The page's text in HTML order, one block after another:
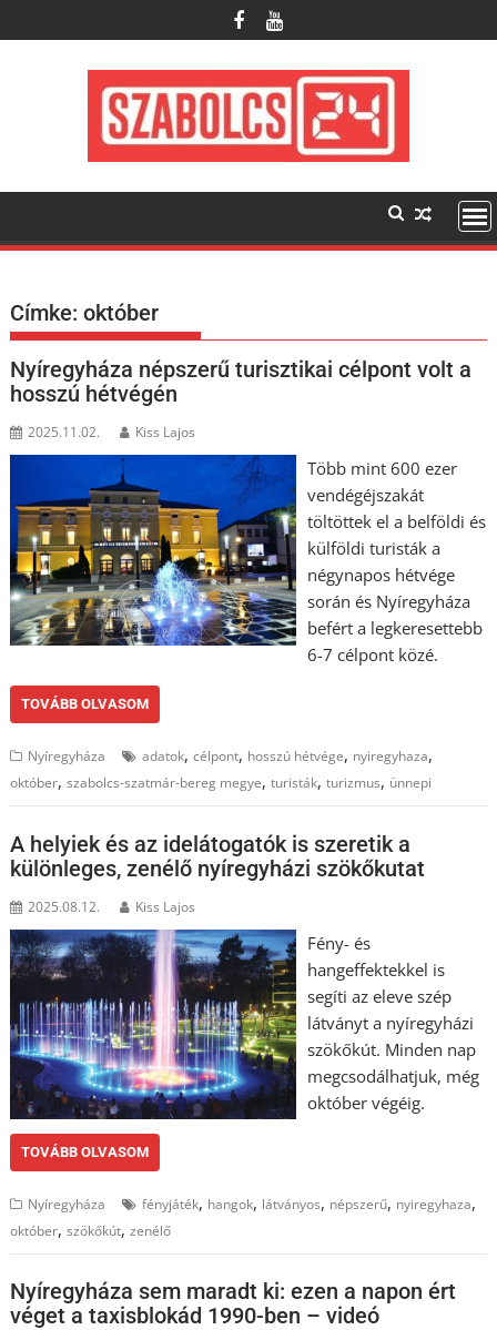
to
Címke:október
Nyíregyháza népszerű turisztikai célpont volt a
hosszú hétvégén
2025.11.02. Kiss Lajos
Több mint 600 ezer
vendégéjszakát
töltöttek el a belföldi és
külföldi turisták a
négynapos hétvége
során és Nyíregyháza
befért a legkeresettebb
6-7 célpont közé.
TOVÁBB OLVASOM
Nyíregyháza adatok,célpont, hosszú hétvége, nyiregyhaza,
október,szabolcs-szatmár-bereg megye,turisták,turizmus, ünnepi
A helyiek és az idelátogatók is szeretik a
különleges, zenélő nyíregyházi szökőkutat
2025.08.12. Kiss Lajos
Fény- és
hangeffektekkel is
segíti az eleve szép
látványt a nyíregyházi
szökőkút. Minden nap
megcsodálhatjuk, még
október végéig.
TOVÁBB OLVASOM
Nyíregyháza fényjáték, hangok, látványos, népszerű, nyiregyhaza,
október,szökőkút,zenélő
Nyíregyháza sem maradt ki: ezen a napon ért
véget a taxisblokád 1990-ben – videó